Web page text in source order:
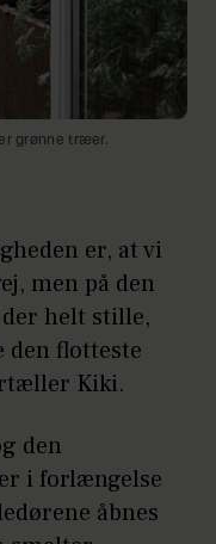
grønne træer.
er, at vi
men på den
helt stille,
den flotteste
Kiki.
den
i forlængelse
åbnes